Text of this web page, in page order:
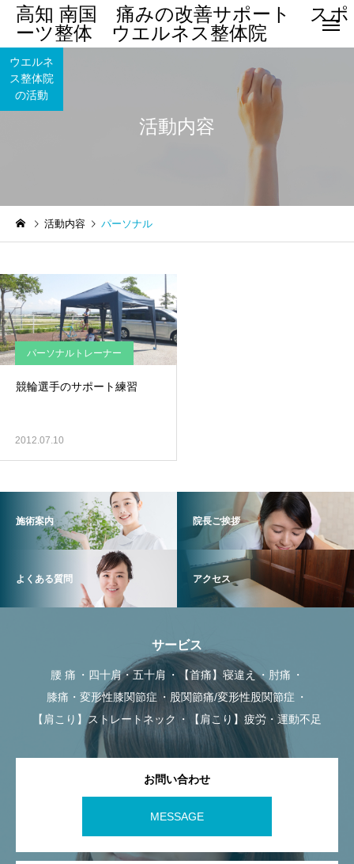
高知 南国 痛みの改善サポート スポ
ーツ整体 ウエルネス整体院
膝痛・変形性膝関節症
アスリート教室
まほろばクラブ南国 アス
ウエルネス整体院の新
活動内容
ウエルネ
ス整体院
の活動
活動内容 パーソナル
パーソナルトレーナー
競輪選手のサポート練習
2012.07.10
施術案内 院長ご挨拶
よくある質問 アクセス
サービス
腰 痛 四十肩・五十肩 【首痛】寝違え
肘痛
膝痛・変形性膝関節症
股関節痛/変形性股関節症
【肩こり】ストレートネック
【肩こり】疲労・運動不足
お問い合わせ
MESSAGE